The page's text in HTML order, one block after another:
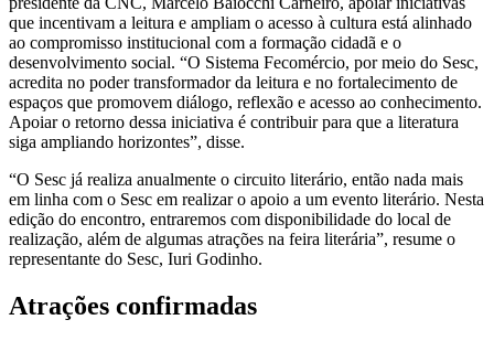
que incentivam a leitura e ampliam o acesso à cultura está alinhado
ao compromisso institucional com a formação cidadã e o
desenvolvimento social. “O Sistema Fecomércio, por meio do Sesc,
acredita no poder transformador da leitura e no fortalecimento de
espaços que promovem diálogo, reflexão e acesso ao conhecimento.
Apoiar o retorno dessa iniciativa é contribuir para que a literatura
siga ampliando horizontes”, disse.
“O Sesc já realiza anualmente o circuito literário, então nada mais
em linha com o Sesc em realizar o apoio a um evento literário. Nesta
edição do encontro, entraremos com disponibilidade do local de
realização, além de algumas atrações na feira literária”, resume o
representante do Sesc, Iuri Godinho.
Atrações confirmadas